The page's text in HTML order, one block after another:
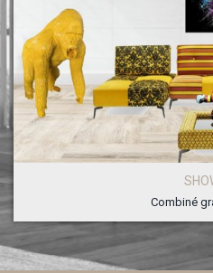
Combiné